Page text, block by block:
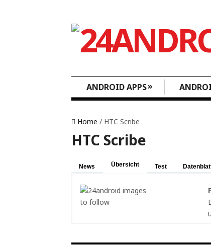
ANDROID APPS»
Home / HTC Scribe
HTC Scribe
News Übersicht Test